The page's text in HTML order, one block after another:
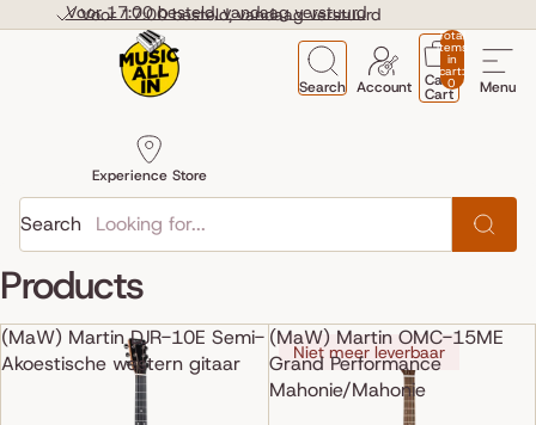
Voor 17:00 besteld, vandaag verstuurd
Voor 17:00 besteld, vandaag verstuurd
Menu
Search
Experience Store
Account
Total
items
in
cart:
0
Cart
Cart
Search
Products
(MaW) Martin DJR-10E Semi-
Akoestische western gitaar
(MaW) Martin OMC-15ME
Grand Performance
Mahonie/Mahonie
Niet meer leverbaar